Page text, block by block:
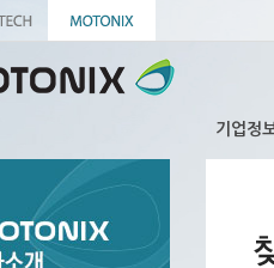
기업정